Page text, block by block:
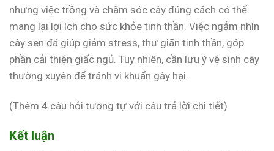
nhưng việc trồng và chăm sóc cây đúng cách có thể
mang lại lợi ích cho sức khỏe tinh thần. Việc ngắm nhìn
cây sen đá giúp giảm stress, thư giãn tinh thần, góp
phần cải thiện giấc ngủ. Tuy nhiên, cần lưu ý vệ sinh cây
thường xuyên để tránh vi khuẩn gây hại.
(Thêm 4 câu hỏi tương tự với câu trả lời chi tiết)
Kết luận